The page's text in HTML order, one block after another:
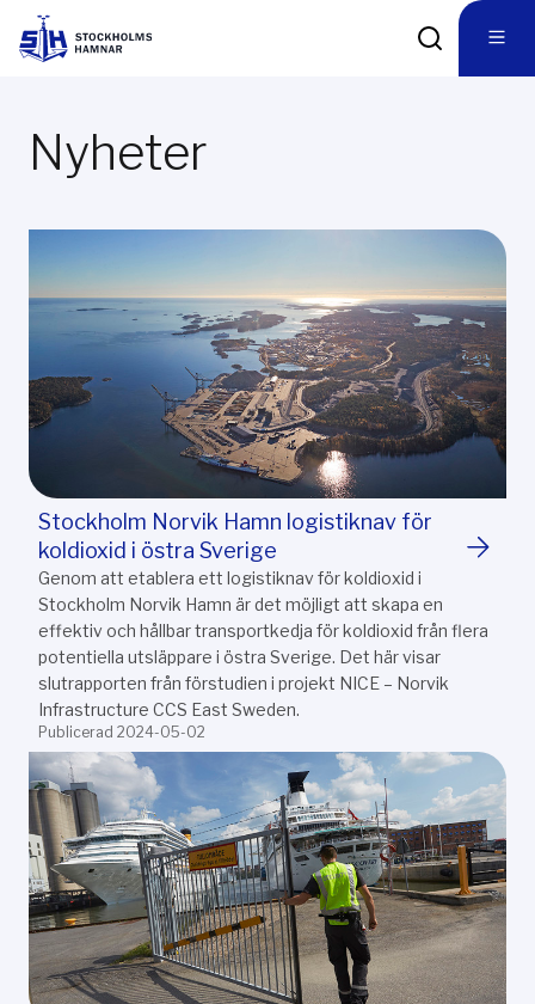
Nyheter
Stockholm Norvik Hamn logistiknav för
koldioxid i östra Sverige
Genom att etablera ett logistiknav för koldioxid i
Stockholm Norvik Hamn är det möjligt att skapa en
effektiv och hållbar transportkedja för koldioxid från flera
potentiella utsläppare i östra Sverige. Det här visar
slutrapporten från förstudien i projekt NICE – Norvik
Infrastructure CCS East Sweden.
Publicerad 2024-05-02